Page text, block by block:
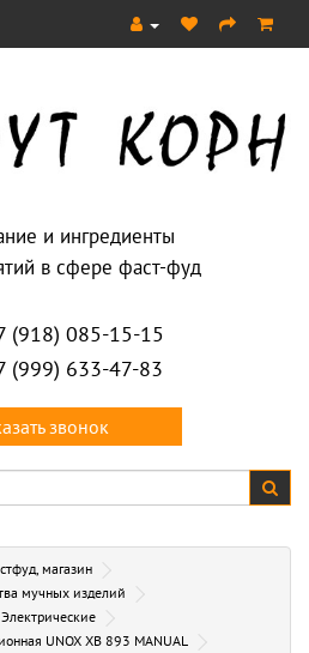
и ингредиенты
в сфере фаст-фуд
(918) 085-15-15
(999) 633-47-83
звонок
магазин
мучных изделий
Электрические
UNOX XB 893 MANUAL